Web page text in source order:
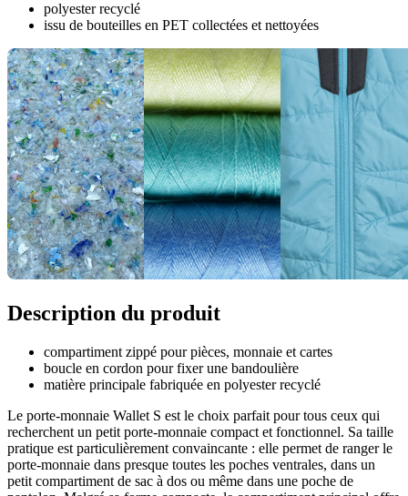
polyester recyclé
issu de bouteilles en PET collectées et nettoyées
Description du produit
compartiment zippé pour pièces, monnaie et cartes
boucle en cordon pour fixer une bandoulière
matière principale fabriquée en polyester recyclé
Le porte-monnaie Wallet S est le choix parfait pour tous ceux qui
recherchent un petit porte-monnaie compact et fonctionnel. Sa taille
pratique est particulièrement convaincante : elle permet de ranger le
porte-monnaie dans presque toutes les poches ventrales, dans un
petit compartiment de sac à dos ou même dans une poche de